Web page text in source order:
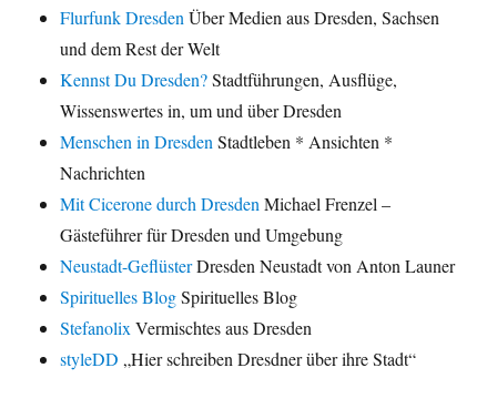
Flurfunk DresdenÜber Medien aus Dresden, Sachsen
und dem Rest der Welt
Kennst Du Dresden?Stadtführungen, Ausflüge,
Wissenswertes in, um und über Dresden
Menschen in DresdenStadtleben * Ansichten *
Nachrichten
Mit Cicerone durch DresdenMichael Frenzel –
Gästeführer für Dresden und Umgebung
Neustadt-GeflüsterDresden Neustadt von Anton Launer
Spirituelles BlogSpirituelles Blog
StefanolixVermischtes aus Dresden
styleDD „Hier schreiben Dresdner über ihre Stadt“